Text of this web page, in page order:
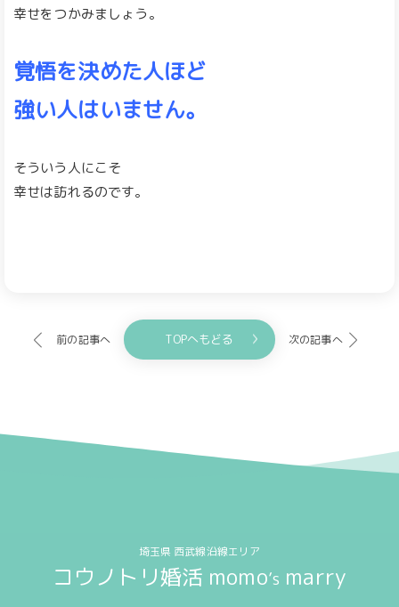
幸せをつかみましょう。
覚悟を決めた人ほど
強い人はいません。
そういう人にこそ
幸せは訪れるのです。
前の記事へ TOPへもどる 次の記事へ
埼玉県 西武線沿線エリア
コウノトリ婚活 momo’s marry